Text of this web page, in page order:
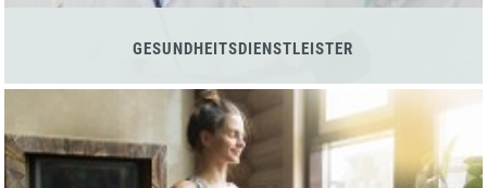
GESUNDHEITSDIENSTLEISTER